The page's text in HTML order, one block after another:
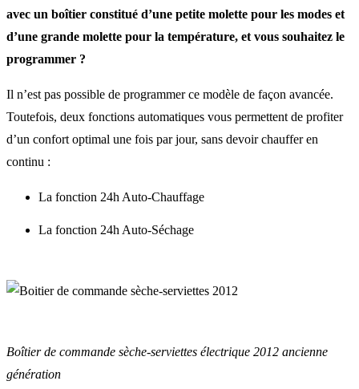
La fonction 24h Auto-
Régler la température au
quotidien
avec un boîtier constitué d’une petite molette pour les modes et
d’une grande molette pour la température, et vous souhaitez le
programmer ?
Il n’est pas possible de programmer ce modèle de façon avancée.
Toutefois, deux fonctions automatiques vous permettent de profiter
d’un confort optimal une fois par jour, sans devoir chauffer en
continu :
La fonction 24h Auto-Chauffage
La fonction 24h Auto-Séchage
Boîtier de commande sèche-serviettes électrique 2012 ancienne
génération